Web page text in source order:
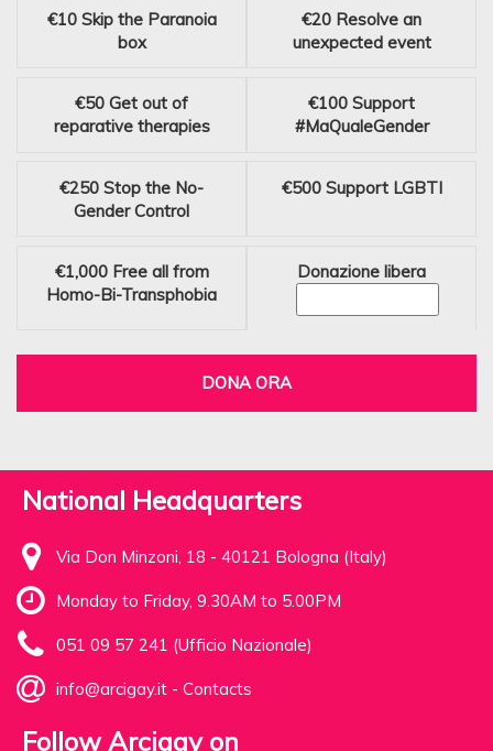
€10 Skip the Paranoia
box
€20 Resolve an
unexpected event
€50 Get out of
reparative therapies
€100 Support
#MaQualeGender
€250 Stop the No-
Gender Control
€500 Support LGBTI
€1,000 Free all from
Homo-Bi-Transphobia
Donazione libera
DONA ORA
National Headquarters
Via Don Minzoni, 18 - 40121 Bologna (Italy)
Monday to Friday, 9.30AM to 5.00PM
051 09 57 241 (Ufficio Nazionale)
info@arcigay.it - Contacts
Follow Arcigay on